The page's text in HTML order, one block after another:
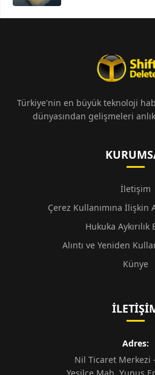
Türkiye'nin en büyük teknoloji
dünyasından gelişmeleri
İletişim
Çerez Kullanımına İlişkin
Hukuka
Alıntı ve Yeniden
Künye
Adres:
Nil Ticaret Merkezi